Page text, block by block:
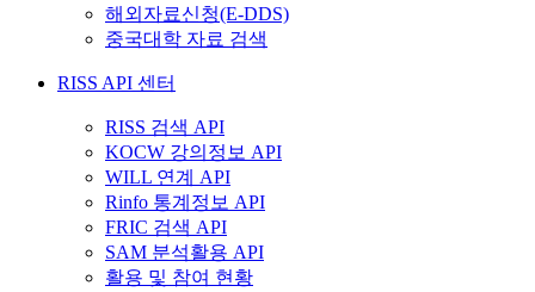
해외자료신청(E-DDS)
중국대학 자료 검색
RISS API 센터
RISS 검색 API
KOCW 강의정보 API
WILL 연계 API
Rinfo 통계정보 API
FRIC 검색 API
SAM 분석활용 API
활용 및 참여 현황